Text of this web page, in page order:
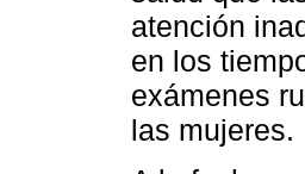
atención
en los
exámenes
las mujeres.